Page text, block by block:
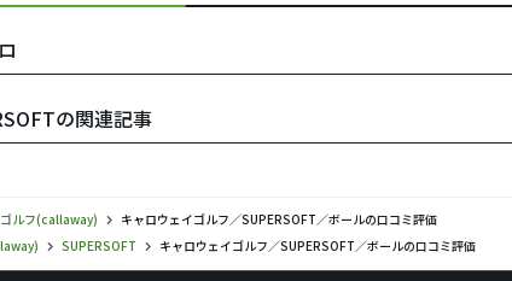
の関連記事
ルフ(callaway)
キャロウェイゴルフ／SUPERSOFT／ボールの口コミ評価
SUPERSOFT キャロウェイゴルフ／SUPERSOFT／ボールの口コミ評価